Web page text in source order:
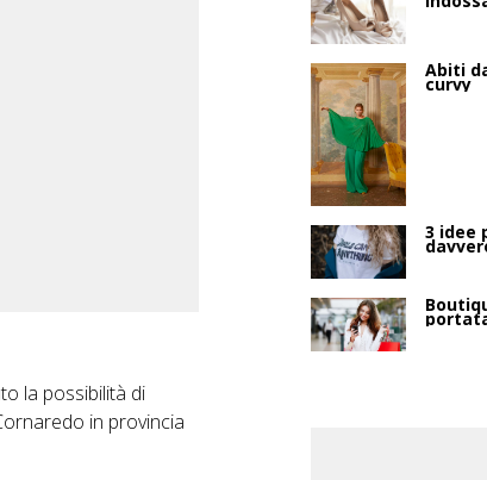
la possibilità di
in provincia
Abiti
curvy
3 idee